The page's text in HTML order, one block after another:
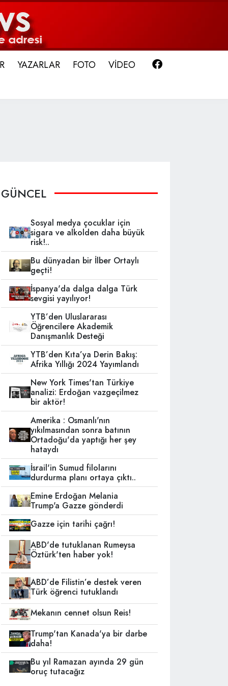
YAZARLAR FOTO VİDEO
GÜNCEL
Sosyal medya çocuklar için
sigara ve alkolden daha büyük
risk!..
Bu dünyadan bir İlber Ortaylı
geçti!
İspanya'da dalga dalga Türk
sevgisi yayılıyor!
YTB’den Uluslararası
Öğrencilere Akademik
Danışmanlık Desteği
YTB’den Kıta’ya Derin Bakış:
Afrika Yıllığı 2024 Yayımlandı
New York Times'tan Türkiye
analizi: Erdoğan vazgeçilmez
bir aktör!
Amerika : Osmanlı'nın
yıkılmasından sonra batının
Ortadoğu'da yaptığı her şey
hataydı
İsrail'in Sumud filolarını
durdurma planı ortaya çıktı..
Emine Erdoğan Melania
Trump'a Gazze gönderdi
Gazze için tarihi çağrı!
ABD'de tutuklanan Rumeysa
Öztürk'ten haber yok!
ABD’de Filistin’e destek veren
Türk öğrenci tutuklandı
Mekanın cennet olsun Reis!
Trump'tan Kanada'ya bir darbe
daha!
Bu yıl Ramazan ayında 29 gün
oruç tutacağız